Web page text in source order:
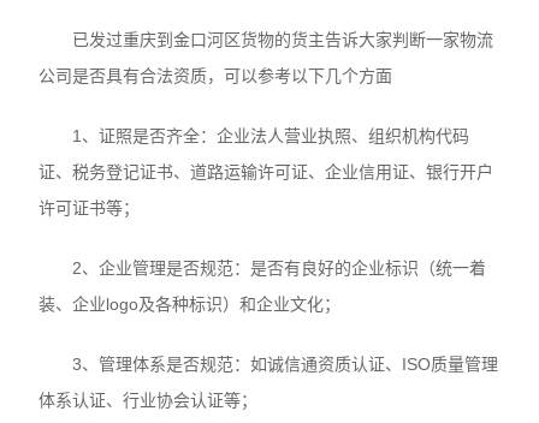
已发过重庆到金口河区货物的货主告诉大家判断一家物流
公司是否具有合法资质，可以参考以下几个方面
1、证照是否齐全：企业法人营业执照、组织机构代码
证、税务登记证书、道路运输许可证、企业信用证、银行开户
许可证书等；
2、企业管理是否规范：是否有良好的企业标识（统一着
装、企业logo及各种标识）和企业文化；
3、管理体系是否规范：如诚信通资质认证、ISO质量管理
体系认证、行业协会认证等；